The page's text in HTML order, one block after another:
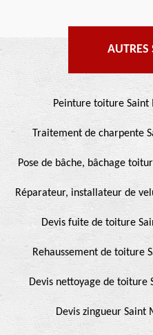
AUTRES
Peinture toiture
Traitement de charpente
Pose de bâche, bâchage
Réparateur, installateur de
Devis fuite de toiture
Rehaussement de toiture
Devis nettoyage de
Devis zingueur